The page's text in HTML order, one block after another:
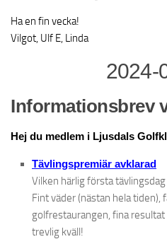
Ha en fin vecka!
Vilgot, Ulf E, Linda
2024-
Informationsbrev
Hej du medlem i Ljusdals
Tävlingspremiär avklarad
Vilken härlig första
Fint väder (nästan hela tiden),
golfrestaurangen, fina
trevlig kväll!